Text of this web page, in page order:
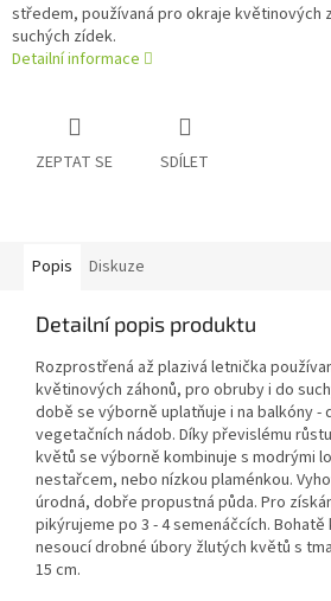
středem, používaná pro okraje květinových
suchých zídek.
Detailní informace
ZEPTAT SE SDÍLET
Popis Diskuze
Detailní popis produktu
Rozprostřená až plazivá letnička
květinových záhonů, pro obruby i do
době se výborně uplatňuje i na balkóny -
vegetačních nádob. Díky převislému
květů se výborně kombinuje s modrými
nestařcem, nebo nízkou plaménkou.
úrodná, dobře propustná půda. Pro
pikýrujeme po 3 - 4 semenáčcích.
nesoucí drobné úbory žlutých květů s
15 cm.